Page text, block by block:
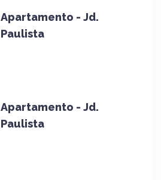
Apartamento - Jd.
Paulista
Apartamento - Jd.
Paulista